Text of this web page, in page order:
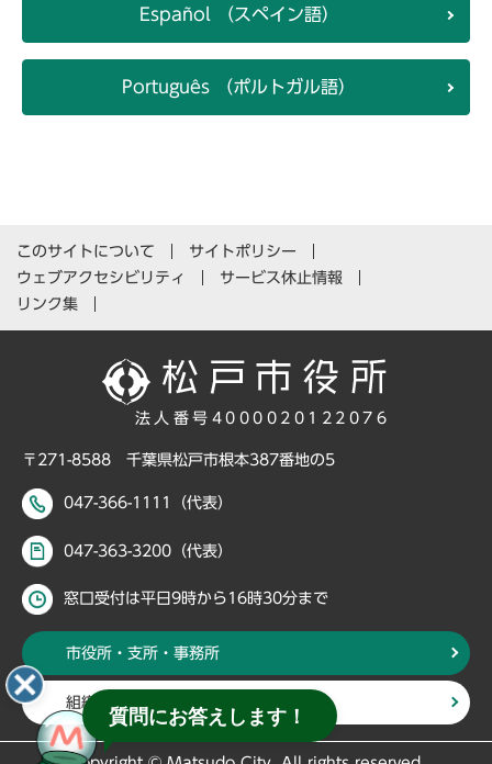
Español （スペイン語）
Português （ポルトガル語）
このサイトについて
サイトポリシー
ウェブアクセシビリティ
サービス休止情報
リンク集
法人番号4000020122076
〒271-8588 千葉県松戸市根本387番地の5
047-366-1111（代表）
047-363-3200（代表）
窓口受付は平日9時から16時30分まで
市役所・支所・事務所
組織・部署から探す
質問にお答えします！